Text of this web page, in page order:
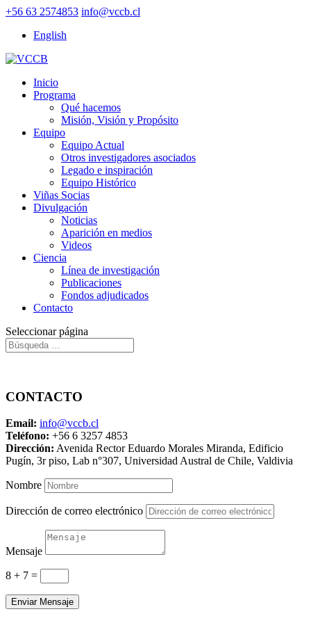
+56 63 2574853 info@vccb.cl
English
Inicio
Programa
Qué hacemos
Misión, Visión y Propósito
Equipo
Equipo Actual
Otros investigadores asociados
Legado e inspiración
Equipo Histórico
Viñas Socias
Divulgación
Noticias
Aparición en medios
Videos
Ciencia
Línea de investigación
Publicaciones
Fondos adjudicados
Contacto
Seleccionar página
CONTACTO
Email: info@vccb.cl
Teléfono: +56 6 3257 4853
Dirección: Avenida Rector Eduardo Morales Miranda, Edificio
Pugín, 3r piso, Lab n°307, Universidad Austral de Chile, Valdivia
Nombre
Dirección de correo electrónico
Mensaje
8 + 7 =
Enviar Mensaje